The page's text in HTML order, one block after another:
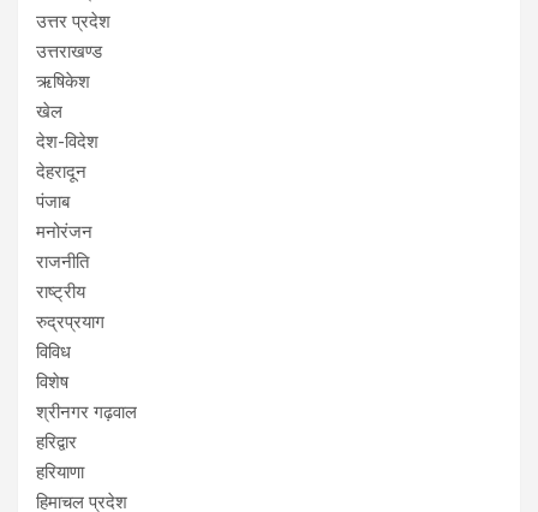
उत्तर प्रदेश
उत्तराखण्ड
ऋषिकेश
खेल
देश-विदेश
देहरादून
पंजाब
मनोरंजन
राजनीति
राष्ट्रीय
रुद्रप्रयाग
विविध
विशेष
श्रीनगर गढ़वाल
हरिद्वार
हरियाणा
हिमाचल प्रदेश